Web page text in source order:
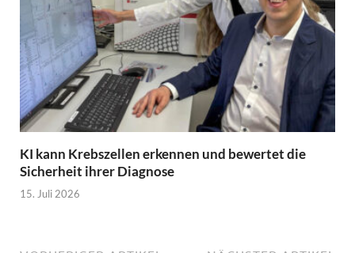
KI kann Krebszellen erkennen und bewertet die
Sicherheit ihrer Diagnose
15. Juli 2026